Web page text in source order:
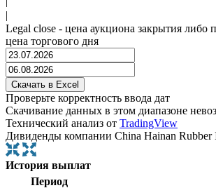
|
Legal close - цена аукциона закрытия либо
цена торгового дня
Проверьте корректность ввода дат
Скачивание данных в этом диапазоне
Технический анализ от TradingView
Дивиденды компании China Hainan Rubber
История выплат
Период